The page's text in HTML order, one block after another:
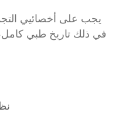
يجب على أخصائيي
في ذلك تاريخ طبي